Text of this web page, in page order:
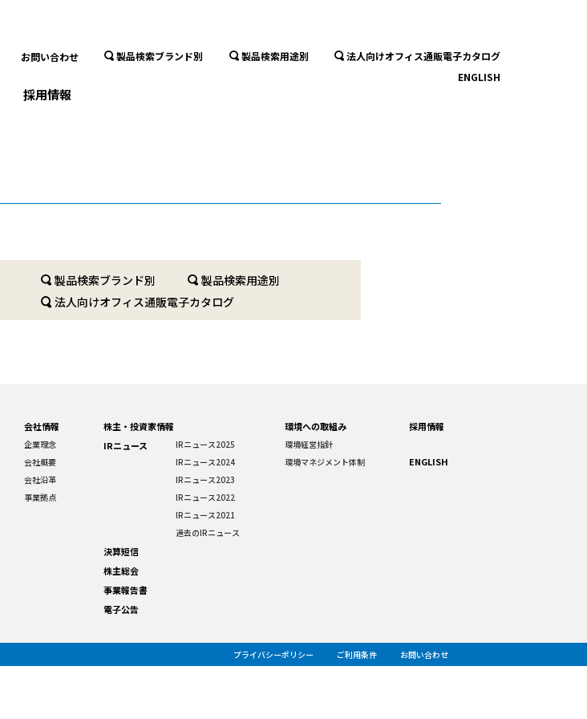
お問い合わせ 製品検索ブランド別 製品検索用途別
法人向けオフィス通販電子カタログ
ENGLISH
採用情報
製品検索ブランド別
製品検索用途別
法人向けオフィス通販電子カタログ
会社情報
企業理念
会社概要
会社沿革
事業拠点
株主・投資家情報
IRニュース
IRニュース2025
IRニュース2024
IRニュース2023
IRニュース2022
IRニュース2021
過去のIRニュース
決算短信
株主総会
事業報告書
電子公告
環境への取組み
環境経営指針
環境マネジメント体制
採用情報
ENGLISH
プライバシーポリシー ご利用条件 お問い合わせ